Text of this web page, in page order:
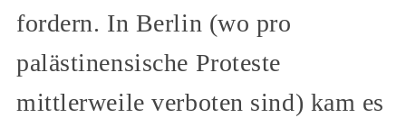
fordern. In Berlin (wo pro
palästinensische Proteste
mittlerweile verboten sind) kam es